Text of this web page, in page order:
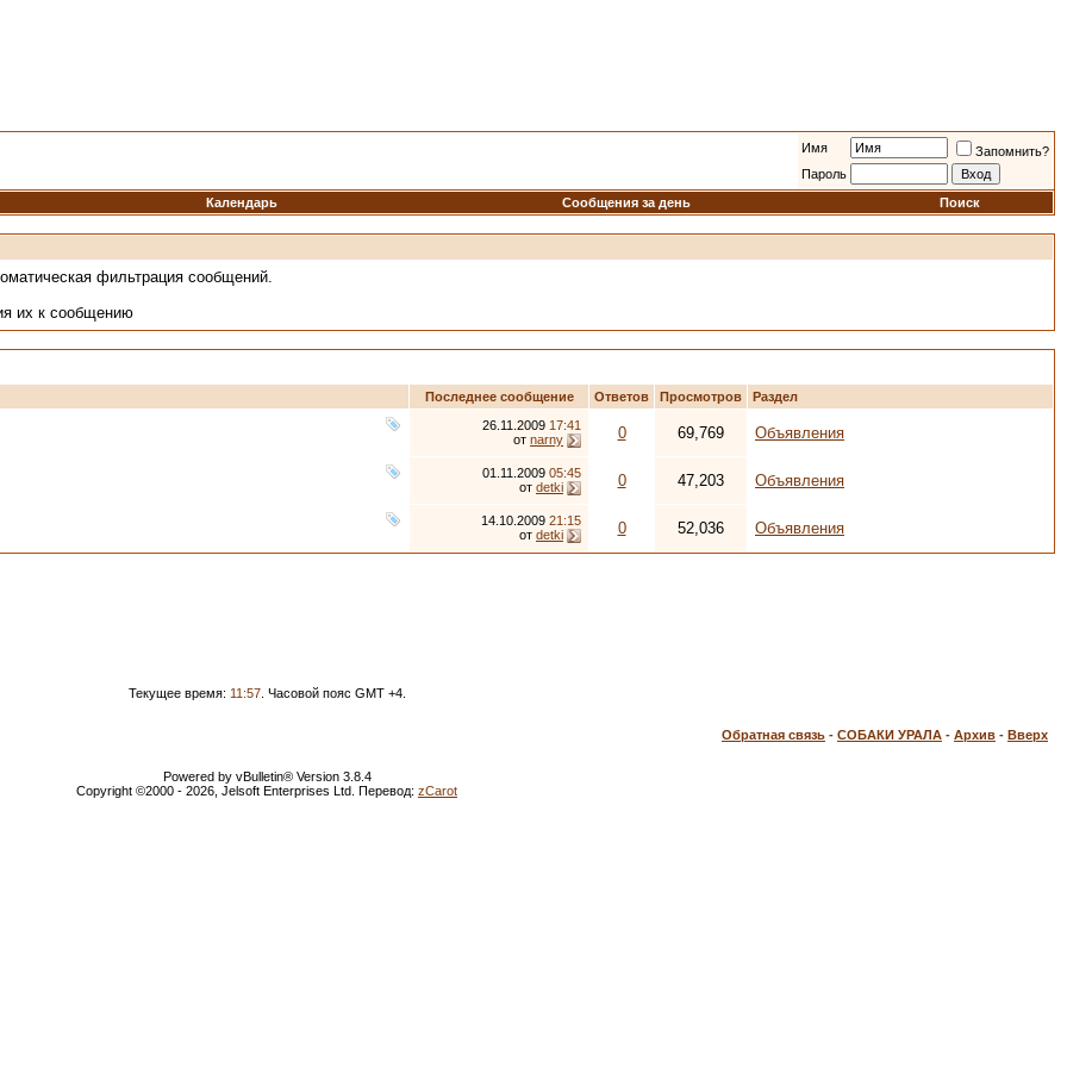
Имя
Запомнить?
Пароль
Календарь Сообщения за день Поиск
фильтрация сообщений.
их к сообщению
Последнее сообщение Ответов Просмотров Раздел
26.11.2009 17:41
от narny 0 69,769 Объявления
01.11.2009 05:45
от detki 0 47,203 Объявления
14.10.2009 21:15
от detki 0 52,036 Объявления
Текущее время: 11:57. Часовой пояс GMT +4.
Обратная связь - СОБАКИ УРАЛА - Архив - Вверх
Powered by vBulletin® Version 3.8.4
Copyright ©2000 - 2026, Jelsoft Enterprises Ltd. Перевод: zCarot